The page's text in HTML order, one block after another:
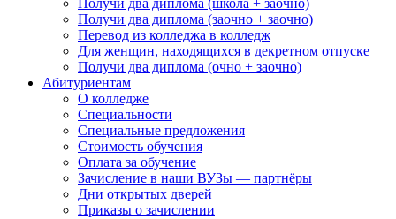
Получи два диплома (школа + заочно)
Получи два диплома (заочно + заочно)
Перевод из колледжа в колледж
Для женщин, находящихся в декретном отпуске
Получи два диплома (очно + заочно)
Абитуриентам
О колледже
Специальности
Специальные предложения
Стоимость обучения
Оплата за обучение
Зачисление в наши ВУЗы — партнёры
Дни открытых дверей
Приказы о зачислении